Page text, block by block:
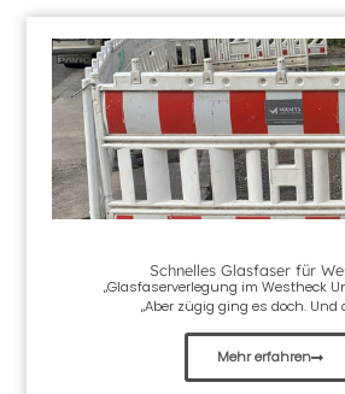
Schnelles Glasfaser für
„Glasfaserverlegung im Westheck
„Aber zügig ging es doch. Und
Mehr erfahren